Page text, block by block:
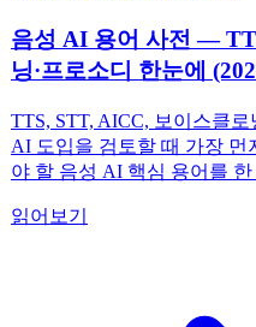
음성 AI 용어 사전 —
닝·프로소디 한눈에
TTS, STT, AICC, 보이스클
AI 도입을 검토할 때 가장 먼
야 할 음성 AI 핵심 용어를
읽어보기